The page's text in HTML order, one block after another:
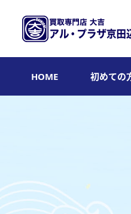
HOME 初めての